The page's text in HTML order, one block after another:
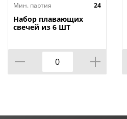
Мин. партия
24
Набор плавающих
свечей из 6 ШТ